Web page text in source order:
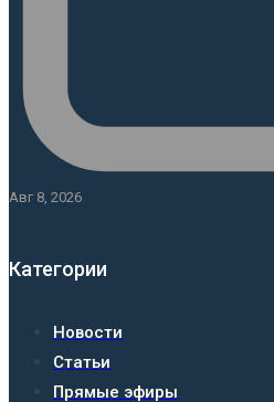
Авг 8, 2026
Категории
Новости
Статьи
Прямые эфиры